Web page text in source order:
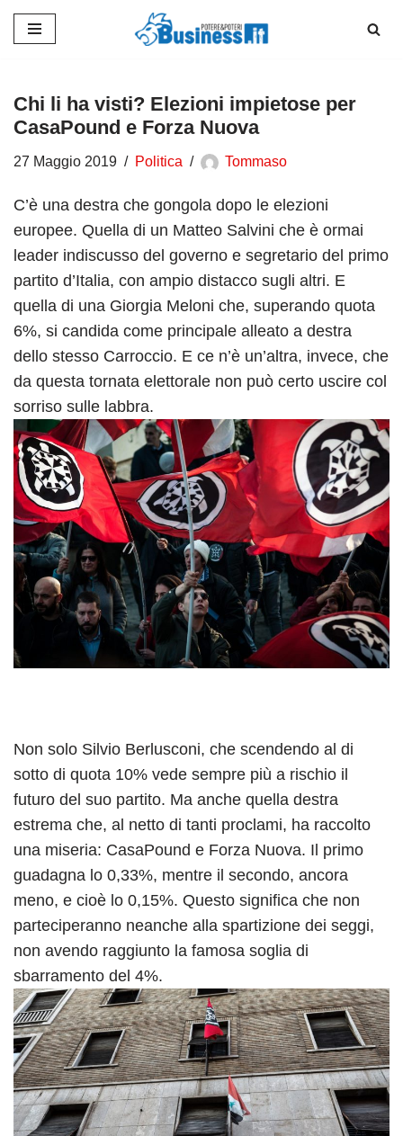
contenuto
Chi li ha visti? Elezioni impietose per
CasaPound e Forza Nuova
27 Maggio 2019 Politica Tommaso
C’è una destra che gongola dopo le elezioni
europee. Quella di un Matteo Salvini che è ormai
leader indiscusso del governo e segretario del primo
partito d’Italia, con ampio distacco sugli altri. E
quella di una Giorgia Meloni che, superando quota
6%, si candida come principale alleato a destra
dello stesso Carroccio. E ce n’è un’altra, invece, che
da questa tornata elettorale non può certo uscire col
sorriso sulle labbra.
Non solo Silvio Berlusconi, che scendendo al di
sotto di quota 10% vede sempre più a rischio il
futuro del suo partito. Ma anche quella destra
estrema che, al netto di tanti proclami, ha raccolto
una miseria: CasaPound e Forza Nuova. Il primo
guadagna lo 0,33%, mentre il secondo, ancora
meno, e cioè lo 0,15%. Questo significa che non
parteciperanno neanche alla spartizione dei seggi,
non avendo raggiunto la famosa soglia di
sbarramento del 4%.